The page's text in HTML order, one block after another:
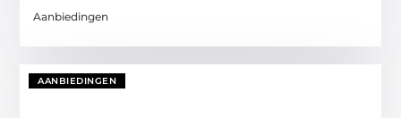
Aanbiedingen
AANBIEDINGEN